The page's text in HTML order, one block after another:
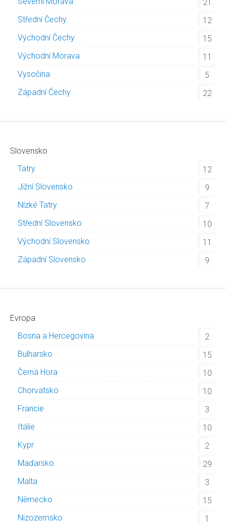
21
Střední Čechy
12
Východní Čechy
15
Východní Morava
11
Vysočina
5
Západní Čechy
22
Slovensko
Tatry
12
Jižní Slovensko
9
Nízké Tatry
7
Střední Slovensko
10
Východní Slovensko
11
Západní Slovensko
9
Evropa
Bosna a Hercegovina
2
Bulharsko
15
Černá Hora
10
Chorvatsko
10
Francie
3
Itálie
10
Kypr
2
Maďarsko
29
Malta
3
Německo
15
Nizozemsko
1